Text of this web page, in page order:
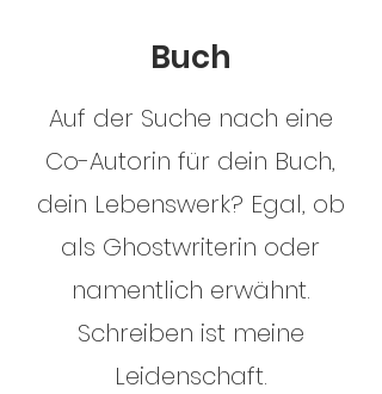
Buch
Auf der Suche nach eine
Co-Autorin für dein Buch,
dein Lebenswerk? Egal, ob
als Ghostwriterin oder
namentlich erwähnt.
Schreiben ist meine
Leidenschaft.